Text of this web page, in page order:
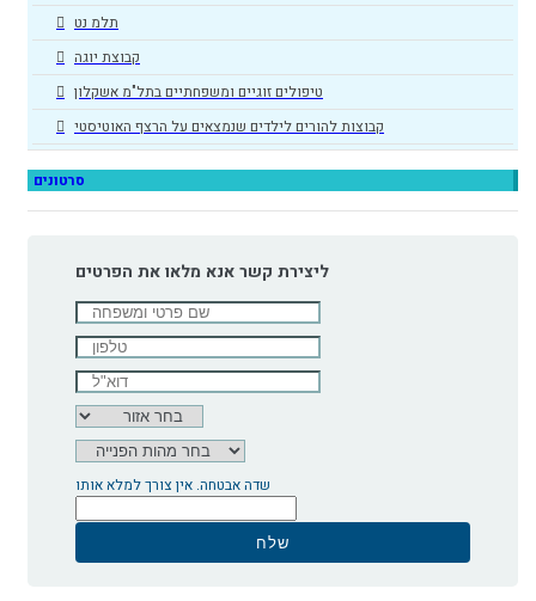
תלמ נט
קבוצת יוגה
טיפולים זוגיים ומשפחתיים בתל"מ אשקלון
קבוצות להורים לילדים שנמצאים על הרצף האוטיסטי
סרטונים
ליצירת קשר אנא מלאו את הפרטים
שדה אבטחה. אין צורך למלא אותו